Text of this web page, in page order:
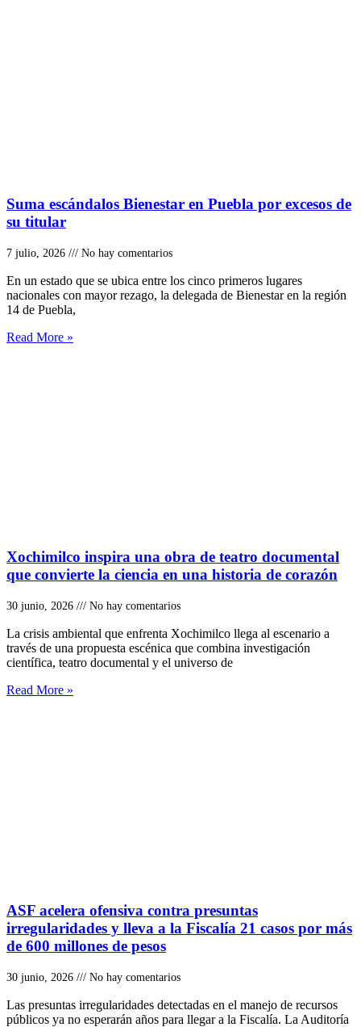
Suma escándalos Bienestar en Puebla por excesos de
su titular
7 julio, 2026 No hay comentarios
En un estado que se ubica entre los cinco primeros lugares
nacionales con mayor rezago, la delegada de Bienestar en la región
14 de Puebla,
Read More »
Xochimilco inspira una obra de teatro documental
que convierte la ciencia en una historia de corazón
30 junio, 2026 No hay comentarios
La crisis ambiental que enfrenta Xochimilco llega al escenario a
través de una propuesta escénica que combina investigación
científica, teatro documental y el universo de
Read More »
ASF acelera ofensiva contra presuntas
irregularidades y lleva a la Fiscalía 21 casos por más
de 600 millones de pesos
30 junio, 2026 No hay comentarios
Las presuntas irregularidades detectadas en el manejo de recursos
públicos ya no esperarán años para llegar a la Fiscalía. La Auditoría